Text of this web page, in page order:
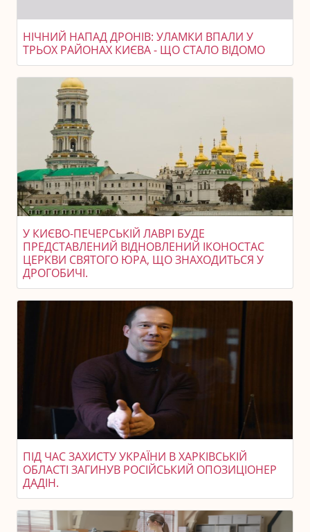
НІЧНИЙ НАПАД ДРОНІВ: УЛАМКИ ВПАЛИ У
ТРЬОХ РАЙОНАХ КИЄВА - ЩО СТАЛО ВІДОМО
У КИЄВО-ПЕЧЕРСЬКІЙ ЛАВРІ БУДЕ
ПРЕДСТАВЛЕНИЙ ВІДНОВЛЕНИЙ ІКОНОСТАС
ЦЕРКВИ СВЯТОГО ЮРА, ЩО ЗНАХОДИТЬСЯ У
ДРОГОБИЧІ.
ПІД ЧАС ЗАХИСТУ УКРАЇНИ В ХАРКІВСЬКІЙ
ОБЛАСТІ ЗАГИНУВ РОСІЙСЬКИЙ ОПОЗИЦІОНЕР
ДАДІН.